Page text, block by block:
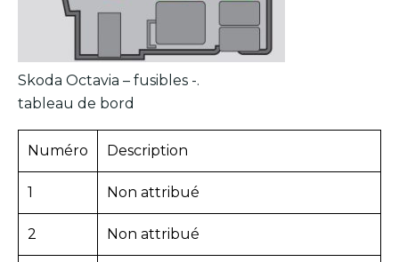
Skoda Octavia – fusibles -.
tableau de bord
Numéro Description
1 Non attribué
2 Non attribué